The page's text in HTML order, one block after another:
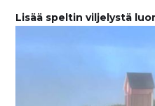
Lisää speltin viljelystä